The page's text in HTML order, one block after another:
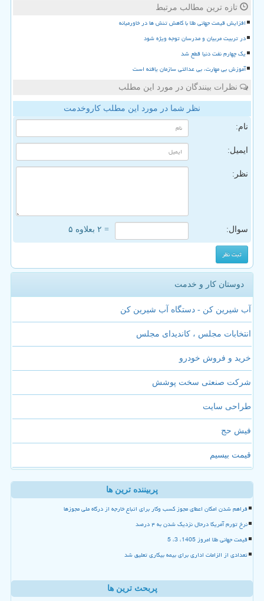
تازه ترین مطالب مرتبط
افزایش قیمت جهانی طلا با کاهش تنش ها در خاورمیانه
در تربیت مربیان و مدرسان توجه ویژه شود
یک چهارم نفت دنیا قطع شد
آموزش بی مهارت، بی عدالتی سازمان یافته است
نظرات بینندگان در مورد این مطلب
نظر شما در مورد این مطلب کاروخدمت
نام:
ایمیل:
نظر:
سوال: = ۲ بعلاوه ۵
دوستان کار و خدمت
آب شیرین کن - دستگاه آب شیرین کن
انتخابات مجلس ، کاندیدای مجلس
خرید و فروش خودرو
شرکت صنعتی سخت پوشش
طراحی سایت
فیش حج
قیمت بیسیم
پربیننده ترین ها
فراهم شدن امکان اعطای مجوز کسب وکار برای اتباع خارجه از درگاه ملی مجوزها
نرخ تورم آمریکا درحال نزدیک شدن به ۴ درصد
قیمت جهانی طلا امروز 1405، 3، 5
تعدادی از الزامات اداری برای بیمه بیکاری تعلیق شد
پربحث ترین ها